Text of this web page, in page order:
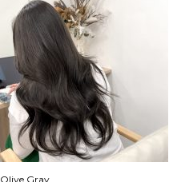
Olive Gray